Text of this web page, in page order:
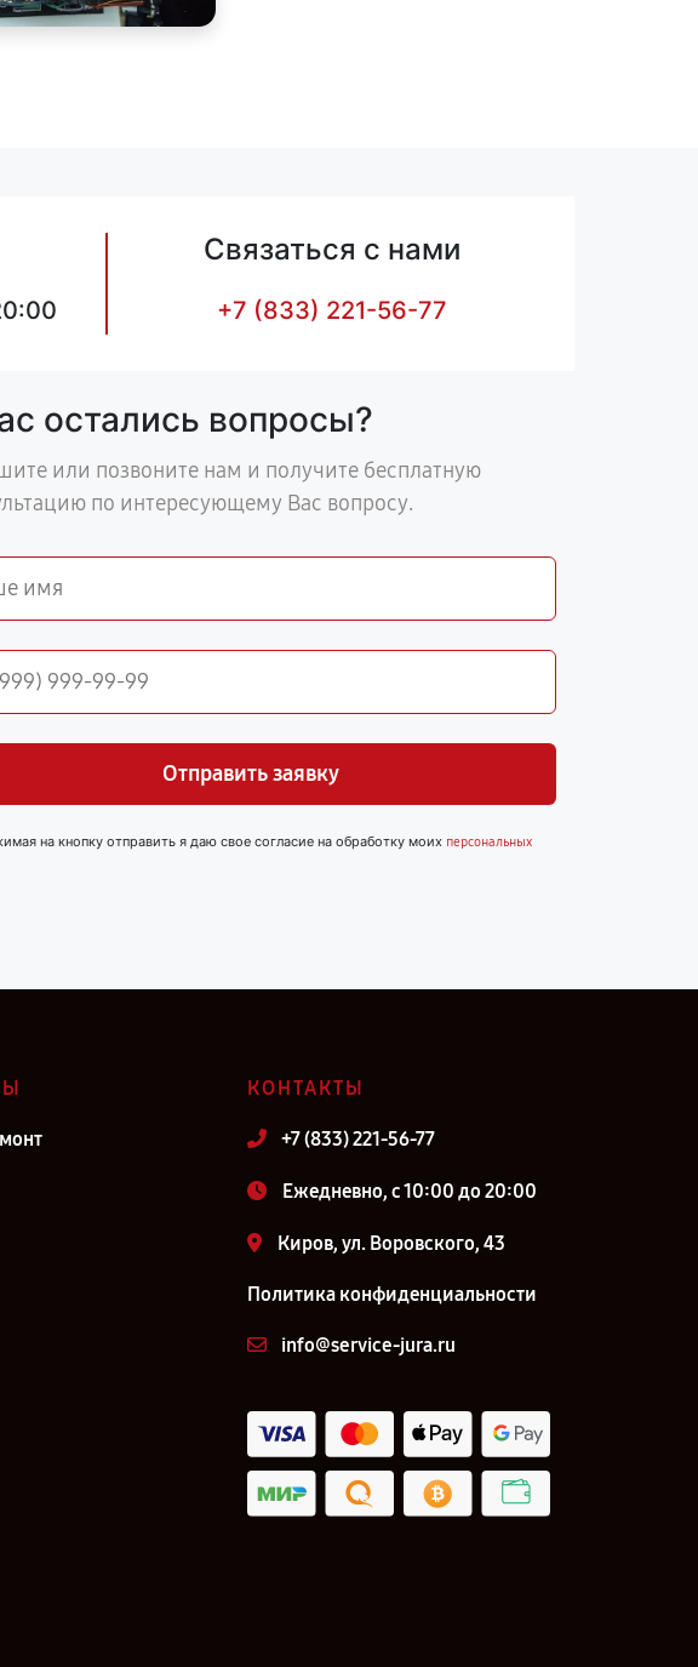
Связаться с нами
+7 (833) 221-56-77
остались вопросы?
или позвоните нам и получите бесплатную
по интересующему Вас вопросу.
Отправить заявку
на кнопку отправить я даю свое согласие на обработку моих персональных
КОНТАКТЫ
+7 (833) 221-56-77
Ежедневно, с 10:00 до 20:00
Киров, ул. Воровского, 43
Политика конфиденциальности
info@service-jura.ru